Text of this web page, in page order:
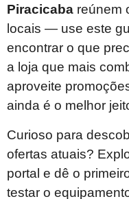
Piracicaba reúnem
locais — use este
encontrar o que
a loja que mais
aproveite
ainda é o melhor
Curioso para
ofertas atuais?
portal e dê o
testar o